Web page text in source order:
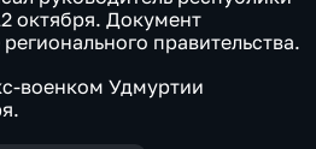
октября. Документ
правительства.
военком Удмуртии